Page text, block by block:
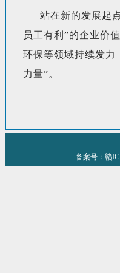
站在新的发展起
员工有利”的企业价
环保等领域持续发力
力量”。
备案号：赣